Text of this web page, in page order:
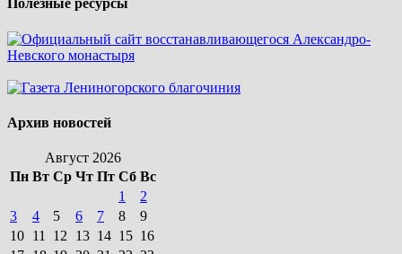
Полезные ресурсы
Архив новостей
Август 2026
Пн Вт Ср Чт Пт Сб Вс
1
2
3
4 5 6 7 8
9
10 11 12 13 14 15 16